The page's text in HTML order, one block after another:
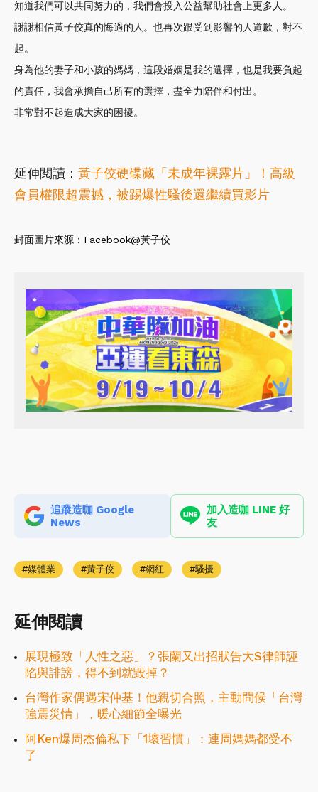
知道我們可以共同努力的，我們會投入公益幫助社會上更多人。
謝謝相信黃子佼真的悔過的人。也再次跟受到影響的人道歉，對不
起。
身為他的妻子和小孩的媽媽，這段婚姻是我的選擇，也是我要負起
的責任，我會承擔自己所有的選擇，盡全力陪伴和付出。
非常對不起造成大家的困擾。
延伸閱讀： 黃子佼硬碟藏「未成年裸露片」！高級
會員權限超震撼，被踢爆性騷後還繼續買影片
封面圖片來源：Facebook@黃子佼
追蹤造咖 Google
News
加入造咖 LINE 好
友
媒體業 黃子佼 網紅 騷擾
延伸閱讀
展現極致「人性之惡」？張蘭又出招狀告大S律師誣
陷與誹謗，得不到就毀掉？
台灣作家偶遇宋仲基！他親切合照，主動問候「台灣
強震災情」，暖心細節全曝光
阿Ken爆周杰倫私下「1壞習慣」：連周媽媽都受不
了